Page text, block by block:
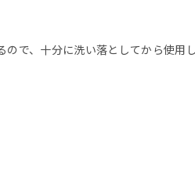
で、十分に洗い落としてから使用